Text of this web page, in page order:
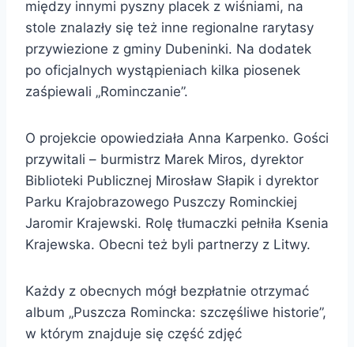
między innymi pyszny placek z wiśniami, na
stole znalazły się też inne regionalne rarytasy
przywiezione z gminy Dubeninki. Na dodatek
po oficjalnych wystąpieniach kilka piosenek
zaśpiewali „Rominczanie”.
O projekcie opowiedziała Anna Karpenko. Gości
przywitali – burmistrz Marek Miros, dyrektor
Biblioteki Publicznej Mirosław Słapik i dyrektor
Parku Krajobrazowego Puszczy Rominckiej
Jaromir Krajewski. Rolę tłumaczki pełniła Ksenia
Krajewska. Obecni też byli partnerzy z Litwy.
Każdy z obecnych mógł bezpłatnie otrzymać
album „Puszcza Romincka: szczęśliwe historie”,
w którym znajduje się część zdjęć